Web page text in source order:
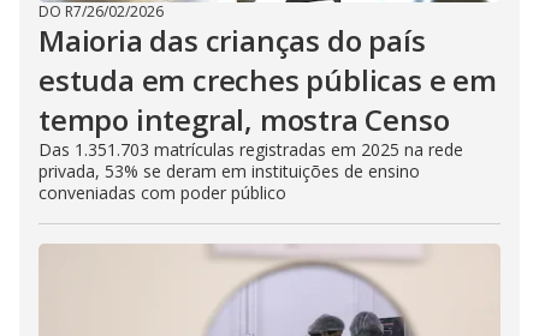
DO R7/26/02/2026
Maioria das crianças do país
estuda em creches públicas e em
tempo integral, mostra Censo
Das 1.351.703 matrículas registradas em 2025 na rede
privada, 53% se deram em instituições de ensino
conveniadas com poder público